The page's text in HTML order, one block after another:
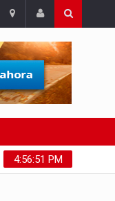
4:56:52 PM